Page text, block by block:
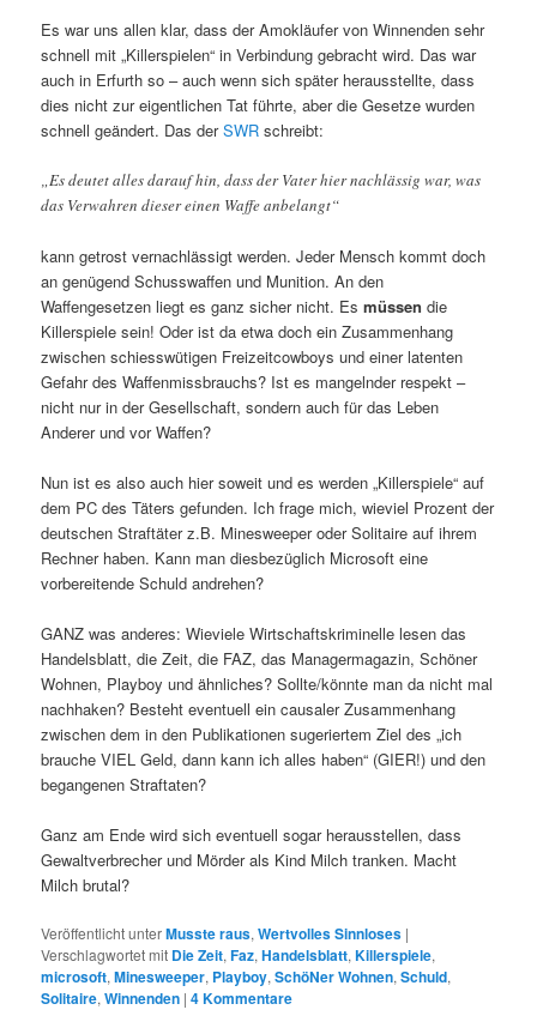
Es war uns allen klar, dass der Amokläufer von Winnenden sehr
schnell mit „Killerspielen“ in Verbindung gebracht wird. Das war
auch in Erfurth so – auch wenn sich später herausstellte, dass
dies nicht zur eigentlichen Tat führte, aber die Gesetze wurden
schnell geändert. Das derSWR schreibt:
„Es deutet alles darauf hin, dass der Vater hier nachlässig war, was
das Verwahren dieser einen Waffe anbelangt“
kann getrost vernachlässigt werden. Jeder Mensch kommt doch
an genügend Schusswaffen und Munition. An den
Waffengesetzen liegt es ganz sicher nicht. Esmüssen die
Killerspiele sein! Oder ist da etwa doch ein Zusammenhang
zwischen schiesswütigen Freizeitcowboys und einer latenten
Gefahr des Waffenmissbrauchs? Ist es mangelnder respekt –
nicht nur in der Gesellschaft, sondern auch für das Leben
Anderer und vor Waffen?
Nun ist es also auch hier soweit und es werden „Killerspiele“ auf
dem PC des Täters gefunden. Ich frage mich, wieviel Prozent der
deutschen Straftäter z.B. Minesweeper oder Solitaire auf ihrem
Rechner haben. Kann man diesbezüglich Microsoft eine
vorbereitende Schuld andrehen?
GANZ was anderes: Wieviele Wirtschaftskriminelle lesen das
Handelsblatt, die Zeit, die FAZ, das Managermagazin, Schöner
Wohnen, Playboy und ähnliches? Sollte/könnte man da nicht mal
nachhaken? Besteht eventuell ein causaler Zusammenhang
zwischen dem in den Publikationen sugeriertem Ziel des „ich
brauche VIEL Geld, dann kann ich alles haben“ (GIER!) und den
begangenen Straftaten?
Ganz am Ende wird sich eventuell sogar herausstellen, dass
Gewaltverbrecher und Mörder als Kind Milch tranken. Macht
Milch brutal?
Veröffentlicht unterMusste raus,Wertvolles Sinnloses |
Verschlagwortet mit Die Zeit,Faz,Handelsblatt,Killerspiele,
microsoft,Minesweeper, Playboy,SchöNer Wohnen,Schuld,
Solitaire,Winnenden |4Kommentare